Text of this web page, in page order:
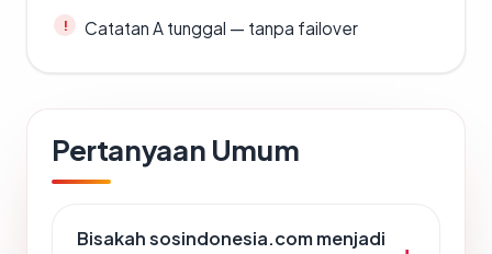
Catatan A tunggal — tanpa failover
Pertanyaan Umum
Bisakah sosindonesia.com menjadi